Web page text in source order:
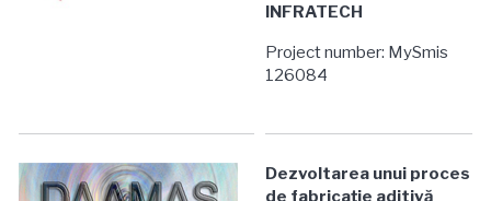
INFRATECH
Project number: MySmis
126084
Dezvoltarea unui proces
de fabricaţie aditivă